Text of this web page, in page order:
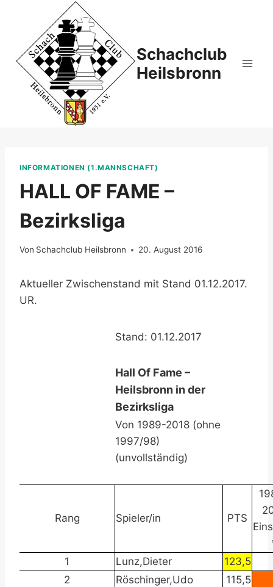
springen
Schachclub
Heilsbronn
INFORMATIONEN (1.MANNSCHAFT)
HALL OF FAME –
Bezirksliga
Von Schachclub Heilsbronn 20. August 2016
Aktueller Zwischenstand mit Stand 01.12.2017.
UR.
Stand: 01.12.2017
Hall Of Fame –
Heilsbronn in der
Bezirksliga
Von 1989-2018 (ohne
1997/98)
(unvollständig)
Rang Spieler/in PTS
1
Lunz,Dieter
123,5
2
Röschinger,Udo
115,5